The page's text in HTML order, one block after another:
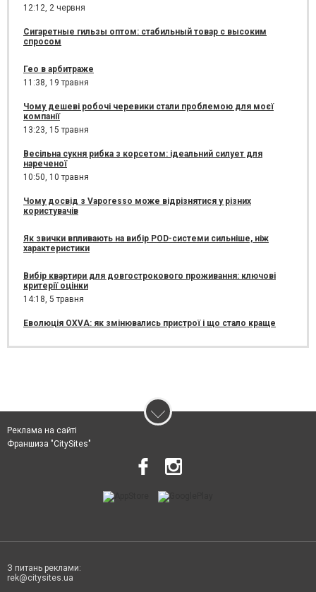
12:12, 2 червня
Сигаретные гильзы оптом: стабильный товар с высоким
спросом
Гео в арбитраже
11:38, 19 травня
Чому дешеві робочі черевики стали проблемою для моєї
компанії
13:23, 15 травня
Весільна сукня рибка з корсетом: ідеальний силует для
нареченої
10:50, 10 травня
Чому досвід з Vaporesso може відрізнятися у різних
користувачів
Як звички впливають на вибір POD-системи сильніше, ніж
характеристики
Вибір квартири для довгострокового проживання: ключові
критерії оцінки
14:18, 5 травня
Еволюція OXVA: як змінювались пристрої і що стало краще
Реклама на сайті
Франшиза "CitySites"
З питань реклами:
rek@citysites.ua